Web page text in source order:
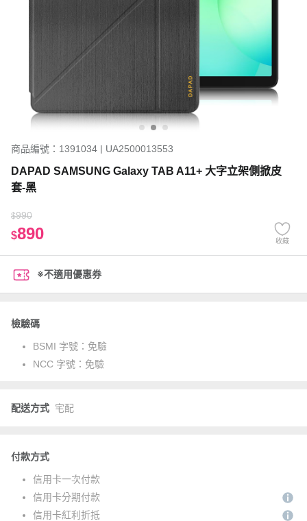
商品編號：1391034 | UA2500013553
DAPAD SAMSUNG Galaxy TAB A11+ 大字立架側掀皮
套-黑
$990
$890 收藏
※不適用優惠券
檢驗碼
BSMI 字號： 免驗
NCC 字號： 免驗
配送方式 宅配
付款方式
信用卡一次付款
信用卡分期付款
信用卡紅利折抵